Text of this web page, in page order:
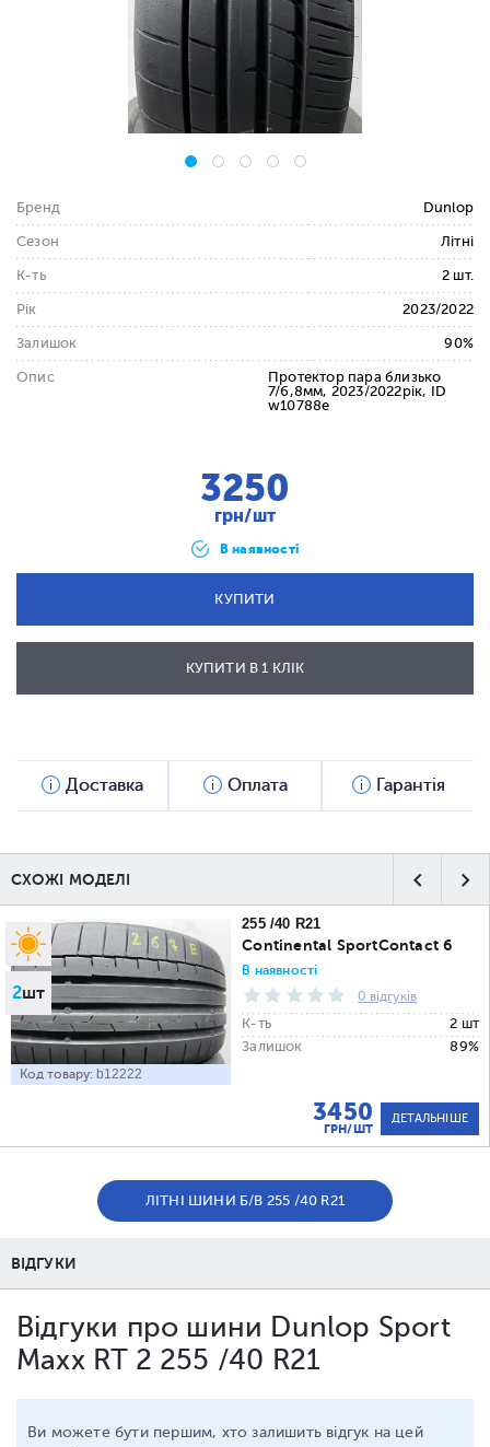
Бренд Dunlop
Сезон Літні
К-ть 2 шт.
Рік 2023/2022
Залишок 90%
Опис
Протектор пара близько
7/6,8мм, 2023/2022рік, ID
w10788e
3250
грн/шт
В наявності
КУПИТИ
ВІДПРАВИТИ
КУПИТИ В 1 КЛІК
Доставка Оплата Гарантія
СХОЖІ МОДЕЛІ
2шт
Код товару: b12222
255 /40 R21
Continental SportContact 6
В наявності
0 відгуків
К-ть
2 шт
Залишок
89%
3450
ГРН/ШТ
ДЕТАЛЬНІШЕ
ЛІТНІ ШИНИ Б/В 255 /40 R21
ВІДГУКИ
Відгуки про шини Dunlop Sport
Maxx RT 2 255 /40 R21
Ви можете бути першим, хто залишить відгук на цей